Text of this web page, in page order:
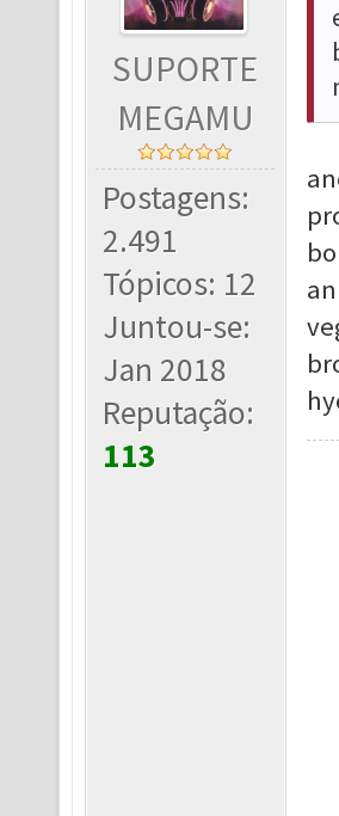
SUPORTE
MEGAMU
Postagens:
2.491
Tópicos: 12
Juntou-se:
Jan 2018
Reputação:
113